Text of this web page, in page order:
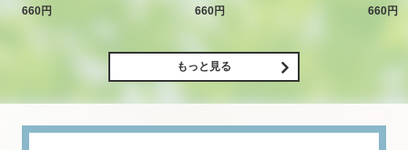
660円
660円
660円
もっと見る